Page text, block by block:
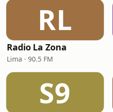
RL
Radio La Zona
Lima · 90.5 FM
S9